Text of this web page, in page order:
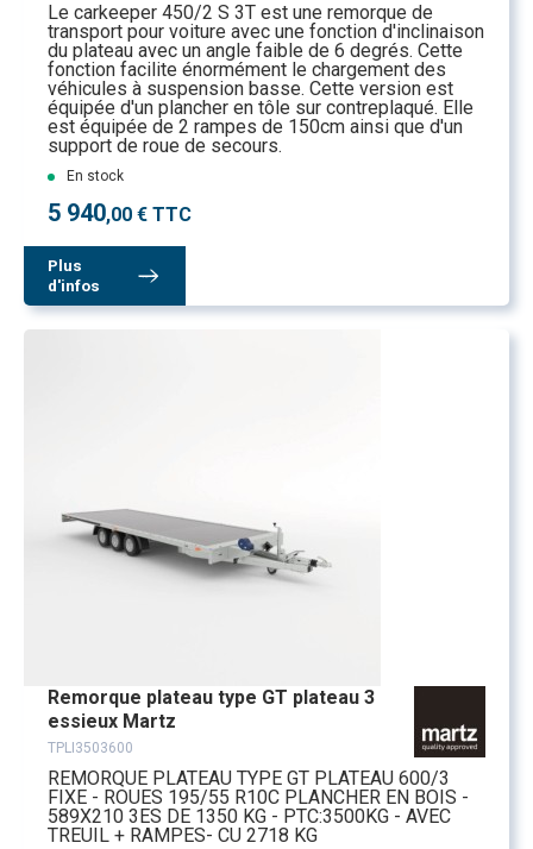
Le carkeeper 450/2 S 3T est une remorque de
transport pour voiture avec une fonction d'inclinaison
du plateau avec un angle faible de 6 degrés. Cette
fonction facilite énormément le chargement des
véhicules à suspension basse. Cette version est
équipée d'un plancher en tôle sur contreplaqué. Elle
est équipée de 2 rampes de 150cm ainsi que d'un
support de roue de secours.
En stock
5 940,00 € TTC
Plus
d'infos
Remorque plateau type GT plateau 3
essieux Martz
TPLI3503600
REMORQUE PLATEAU TYPE GT PLATEAU 600/3
FIXE - ROUES 195/55 R10C PLANCHER EN BOIS -
589X210 3ES DE 1350 KG - PTC:3500KG - AVEC
TREUIL + RAMPES- CU 2718 KG